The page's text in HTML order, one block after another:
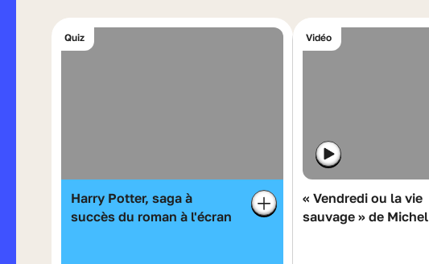
Quiz
Harry Potter, saga à
succès du roman à l'écran
Vidéo
« Vendredi ou la vie
sauvage » de Michel